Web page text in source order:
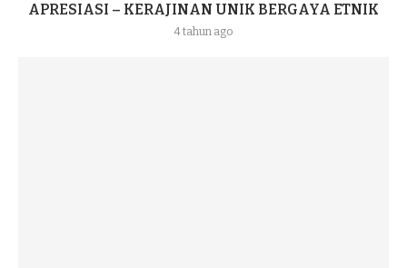
APRESIASI – KERAJINAN UNIK BERGAYA ETNIK
4 tahun ago